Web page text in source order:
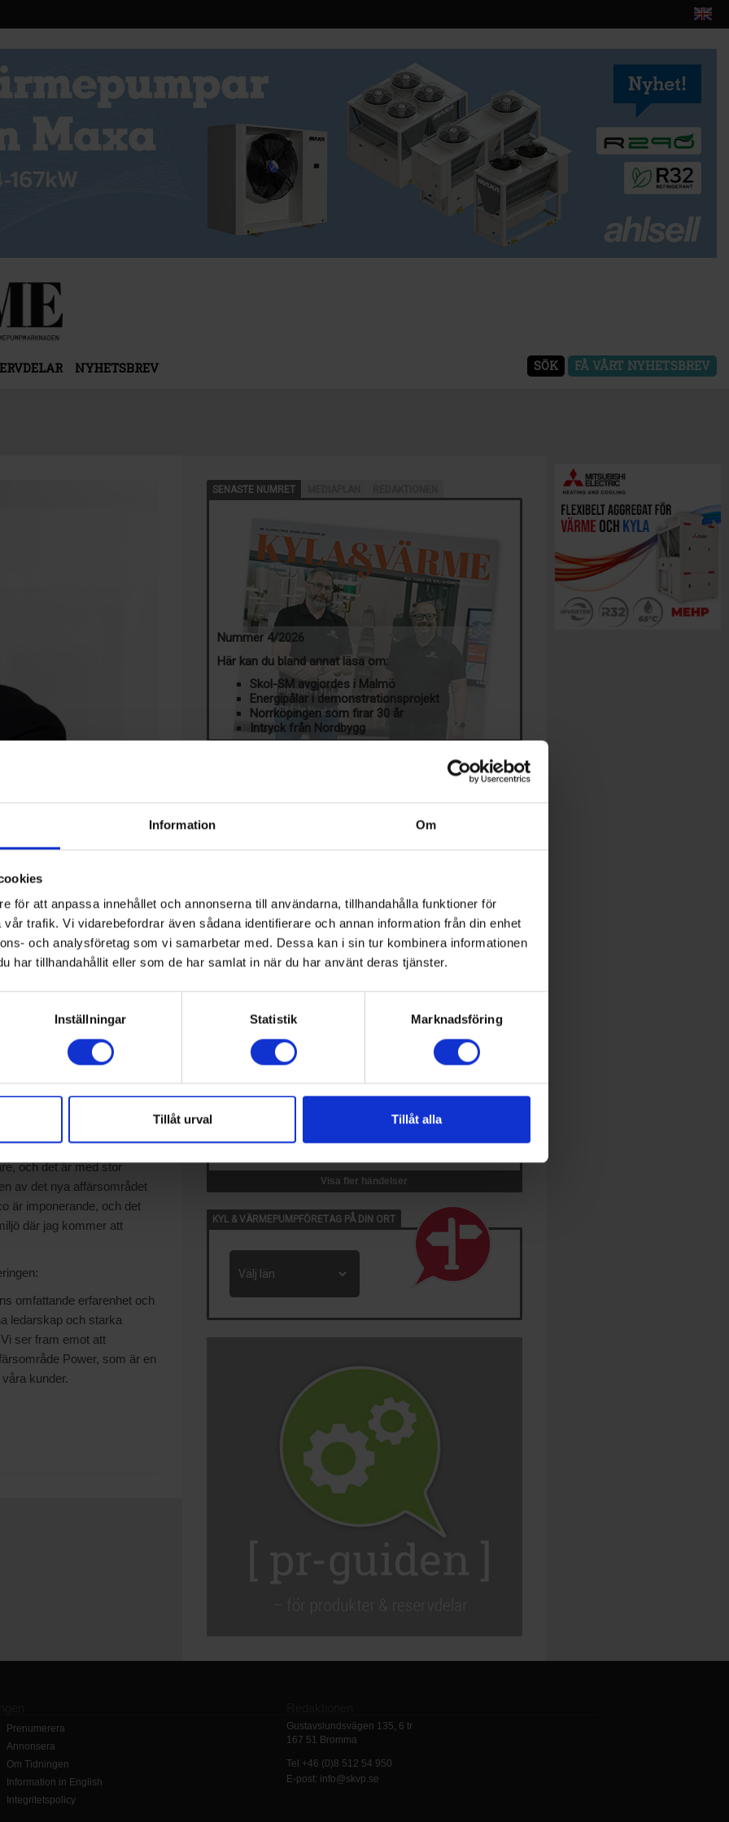
Information Om
för att anpassa innehållet och annonserna till användarna, tillhandahålla funktioner för
trafik. Vi vidarebefordrar även sådana identifierare och annan information från din enhet
och analysföretag som vi samarbetar med. Dessa kan i sin tur kombinera informationen
har tillhandahållit eller som de har samlat in när du har använt deras tjänster.
Inställningar Statistik Marknadsföring
Tillåt urval Tillåt alla
NYHETSBREV SÖK FÅ VÅRT NYHETSBREV
för
för affärsområdet
han i sin roll som
kyllösningar för
i stora organisationer
inom Swedish
I sin nya roll på
leverera avbrottsfri kraft
tjänsten den 1 oktober.
följt med stort intresse
De senaste åren har
och det är med stor
av det nya affärsområdet
är imponerande, och det
där jag kommer att
omfattande erfarenhet och
ledarskap och starka
ser fram emot att
Power, som är en
kunder.
SENASTE NUMRET
Nummer 4/2026
Här kan du bland annat läsa om:
Skol-SM avgjordes i Malmö
Energipålar i demonstrationsprojekt
Norrköpingen som firar 30 år
Intryck från Nordbygg
Klicka här för att läsa mer om tidningen och prenumeration
samhällsutveckling
KALENDER
23 Aug, 2026
17th IIR-Gustav Lorentzen Conference
Hamilton, Nya Zeeland
17 Sep, 2026
Markaryd, Sverige
13 Okt, 2026
Nürnberg, Tyskland
Visa fler händelser
KYL & VÄRMEPUMPFÖRETAG PÅ DIN ORT
Prenumerera
Annonsera
Om Tidningen
Information in English
Integritetspolicy
Gustavslundsvägen 135, 6 tr
167 51 Bromma
Tel +46 (0)8 512 54 950
E-post: info@skvp.se